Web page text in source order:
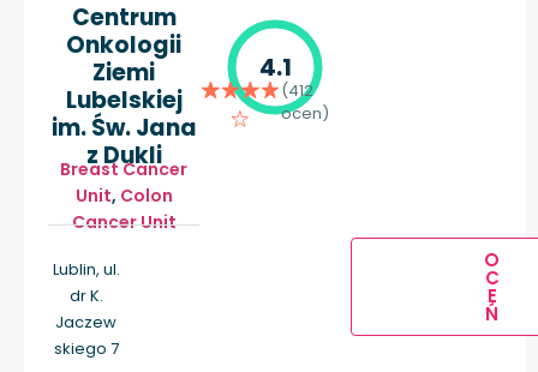
Centrum
Onkologii
Ziemi
Lubelskiej
im. Św. Jana
z Dukli
Breast Cancer
Unit, Colon
Cancer Unit
Lublin, ul.
dr K.
Jaczew
skiego 7
4.1
(412
ocen)
O
C
E
Ń